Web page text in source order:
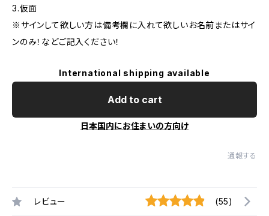
3.仮面
※サインして欲しい方は備考欄に入れて欲しいお名前またはサイ
ンのみ！などご記入ください！
International shipping available
Add to cart
日本国内にお住まいの方向け
通報する
レビュー (55)